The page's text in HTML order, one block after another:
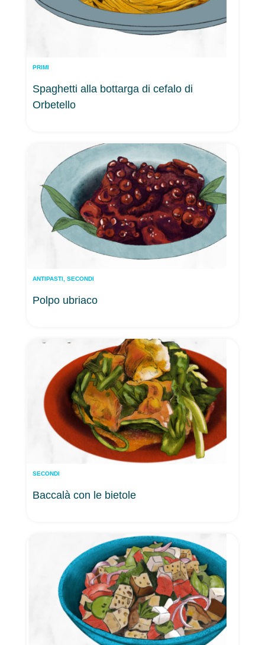
Spaghetti alla bottarga di cefalo di
Orbetello
PRIMI
Polpo ubriaco
ANTIPASTI, SECONDI
Baccalà con le bietole
SECONDI